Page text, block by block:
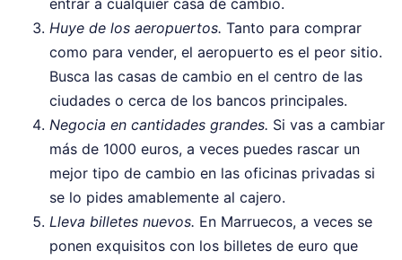
entrar a cualquier casa de cambio.
Huye de los aeropuertos. Tanto para comprar
como para vender, el aeropuerto es el peor sitio.
Busca las casas de cambio en el centro de las
ciudades o cerca de los bancos principales.
Negocia en cantidades grandes. Si vas a cambiar
más de 1000 euros, a veces puedes rascar un
mejor tipo de cambio en las oficinas privadas si
se lo pides amablemente al cajero.
Lleva billetes nuevos. En Marruecos, a veces se
ponen exquisitos con los billetes de euro que